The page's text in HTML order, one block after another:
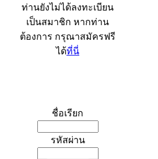
ท่านยังไม่ได้ลงทะเบียน
เป็นสมาชิก หากท่าน
ต้องการ กรุณาสมัครฟรี
ได้ที่นี่
ชื่อเรียก
รหัสผ่าน